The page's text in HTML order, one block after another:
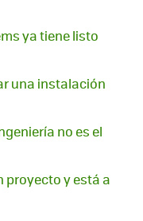
ya tiene listo
una instalación
no es el
proyecto y está a